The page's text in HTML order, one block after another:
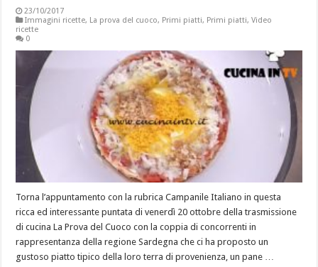
23/10/2017
Immagini ricette, La prova del cuoco, Primi piatti, Primi piatti,Video
ricette
0
Torna l’appuntamento con la rubrica Campanile Italiano in questa
ricca ed interessante puntata di venerdì 20 ottobre della trasmissione
di cucina La Prova del Cuoco con la coppia di concorrenti in
rappresentanza della regione Sardegna che ci ha proposto un
gustoso piatto tipico della loro terra di provenienza, un pane …